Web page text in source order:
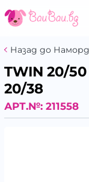
Назад до
TWIN 20/
20/38
АРТ.№: 211558